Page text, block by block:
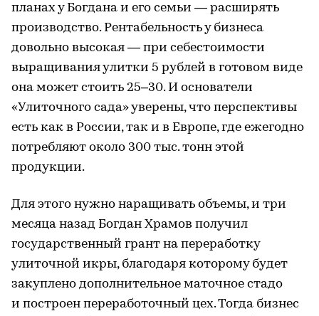
планах у Богдана и его семьи — расширять
производство. Рентабельность у бизнеса
довольно высокая — при себестоимости
выращивания улитки 5 рублей в готовом виде
она может стоить 25–30. И основатели
«Улиточного сада» уверены, что перспективы
есть как в России, так и в Европе, где ежегодно
потребляют около 300 тыс. тонн этой
продукции.
Для этого нужно наращивать объемы, и три
месяца назад Богдан Храмов получил
государственный грант на переработку
улиточной икры, благодаря которому будет
закуплено дополнительное маточное стадо
и построен переработочный цех. Тогда бизнес